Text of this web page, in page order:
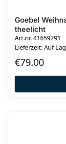
Goebel
theelicht
Art.nr. 41659291
Lieferzeit: Auf
€79.00